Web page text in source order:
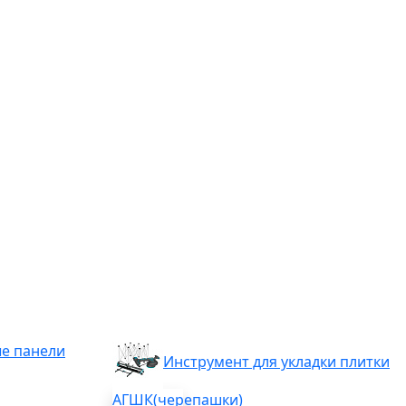
панели
Инструмент для укладки плитки
АГШК(черепашки)